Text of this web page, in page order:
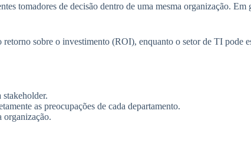
tomadores de decisão dentro de uma mesma organização.
sobre o investimento (ROI), enquanto o setor de TI pode
stakeholder.
as preocupações de cada departamento.
organização.